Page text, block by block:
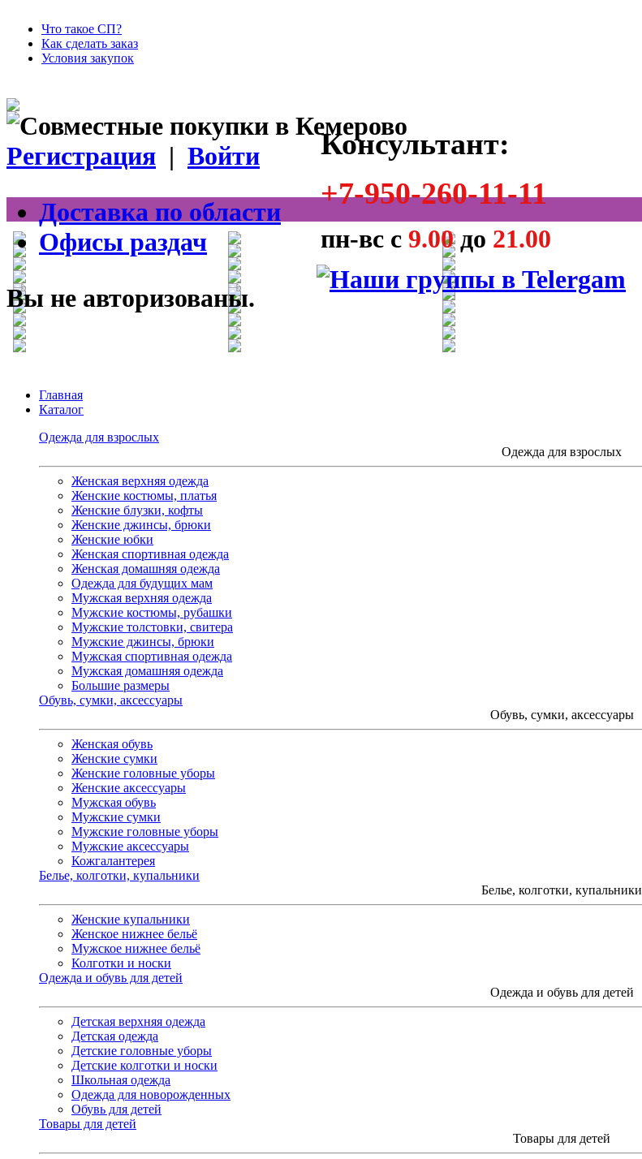
Что такое СП?
Как сделать заказ
Условия закупок
Консультант:
+7-950-260-11-11
пн-вс с 9.00до 21.00
Регистрация | Войти
Доставка по области
Офисы раздач
Вы не авторизованы.
Главная
Каталог
Одежда для взрослых
Одежда для взрослых
Женская верхняя одежда
Женские костюмы, платья
Женские блузки, кофты
Женские джинсы, брюки
Женские юбки
Женская спортивная одежда
Женская домашняя одежда
Одежда для будущих мам
Мужская верхняя одежда
Мужские костюмы, рубашки
Мужские толстовки, свитера
Мужские джинсы, брюки
Мужская спортивная одежда
Мужская домашняя одежда
Большие размеры
Обувь, сумки, аксессуары
Обувь, сумки, аксессуары
Женская обувь
Женские сумки
Женские головные уборы
Женские аксессуары
Мужская обувь
Мужские сумки
Мужские головные уборы
Мужские аксессуары
Кожгалантерея
Белье, колготки, купальники
Белье, колготки, купальники
Женские купальники
Женское нижнее бельё
Мужское нижнее бельё
Колготки и носки
Одежда и обувь для детей
Одежда и обувь для детей
Детская верхняя одежда
Детская одежда
Детские головные уборы
Детские колготки и носки
Школьная одежда
Одежда для новорожденных
Обувь для детей
Товары для детей
Товары для детей